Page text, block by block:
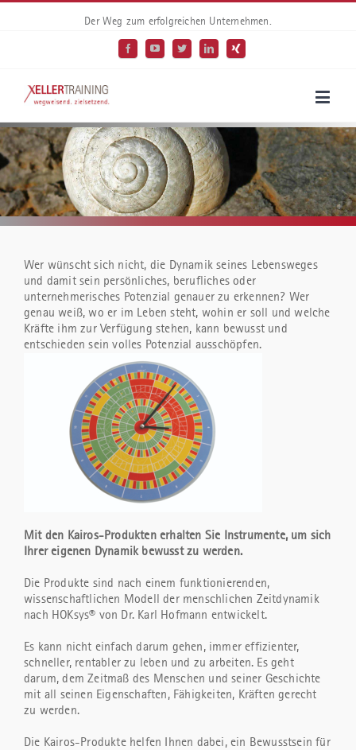
Der Weg zum erfolgreichen Unternehmen.
Wer wünscht sich nicht, die Dynamik seines Lebensweges
und damit sein persönliches, berufliches oder
unternehmerisches Potenzial genauer zu erkennen? Wer
genau weiß, wo er im Leben steht, wohin er soll und welche
Kräfte ihm zur Verfügung stehen, kann bewusst und
entschieden sein volles Potenzial ausschöpfen.
Mit den Kairos-Produkten erhalten Sie Instrumente, um sich
Ihrer eigenen Dynamik bewusst zu werden.
Die Produkte sind nach einem funktionierenden,
wissenschaftlichen Modell der menschlichen Zeitdynamik
nach HOKsys® von Dr. Karl Hofmann entwickelt.
Es kann nicht einfach darum gehen, immer effizienter,
schneller, rentabler zu leben und zu arbeiten. Es geht
darum, dem Zeitmaß des Menschen und seiner Geschichte
mit all seinen Eigenschaften, Fähigkeiten, Kräften gerecht
zu werden.
Die Kairos-Produkte helfen Ihnen dabei, ein Bewusstsein für